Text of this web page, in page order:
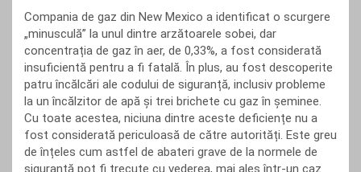
Compania de gaz din New Mexico a identificat o scurgere
„minusculă” la unul dintre arzătoarele sobei, dar
concentrația de gaz în aer, de 0,33%, a fost considerată
insuficientă pentru a fi fatală. În plus, au fost descoperite
patru încălcări ale codului de siguranță, inclusiv probleme
la un încălzitor de apă și trei brichete cu gaz în șeminee.
Cu toate acestea, niciuna dintre aceste deficiențe nu a
fost considerată periculoasă de către autorități. Este greu
de înțeles cum astfel de abateri grave de la normele de
siguranță pot fi trecute cu vederea, mai ales într-un caz